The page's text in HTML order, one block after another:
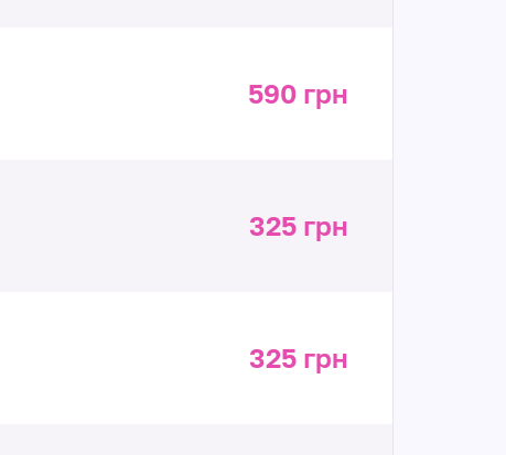
590 грн
325 грн
325 грн